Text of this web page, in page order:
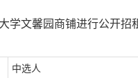
学文馨园商铺进行公开
中选人